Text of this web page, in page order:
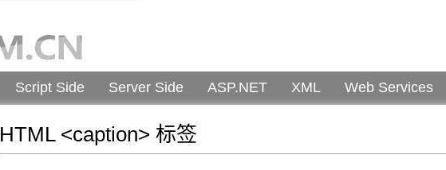
Script Side Server Side ASP.NET XML Web Services
HTML <caption> 标签